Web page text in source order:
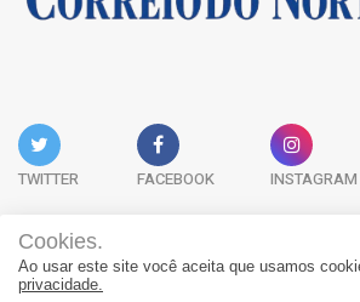
TWITTER FACEBOOK INSTAGRAM
Acervo Digital Fale Conosco
Cookies.
Ao usar este site você aceita que usamos
privacidade.